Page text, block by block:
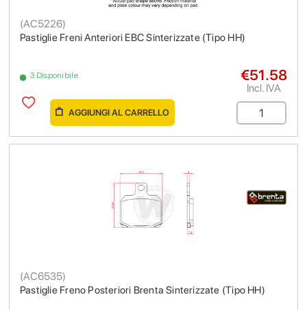
Pastiglie Freni Anteriori EBC Sinterizzate (Tipo HH)
(AC5226)
3 Disponibile €51.58
Incl. IVA
AGGIUNGI AL CARRELLO
Pastiglie Freno Posteriori Brenta Sinterizzate (Tipo HH)
(AC6535)